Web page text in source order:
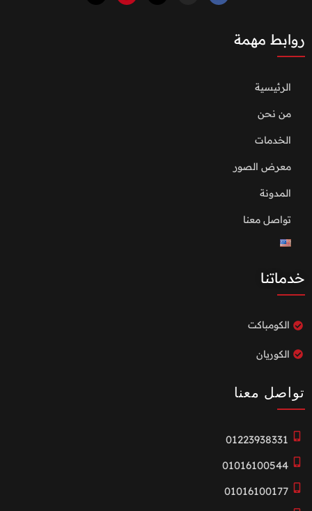
روابط مهمة
الرئيسية
من نحن
الخدمات
معرض الصور
المدونة
تواصل معنا
خدماتنا
الكومباكت
الكوريان
تواصل معنا
01223938331
01016100544
01016100177